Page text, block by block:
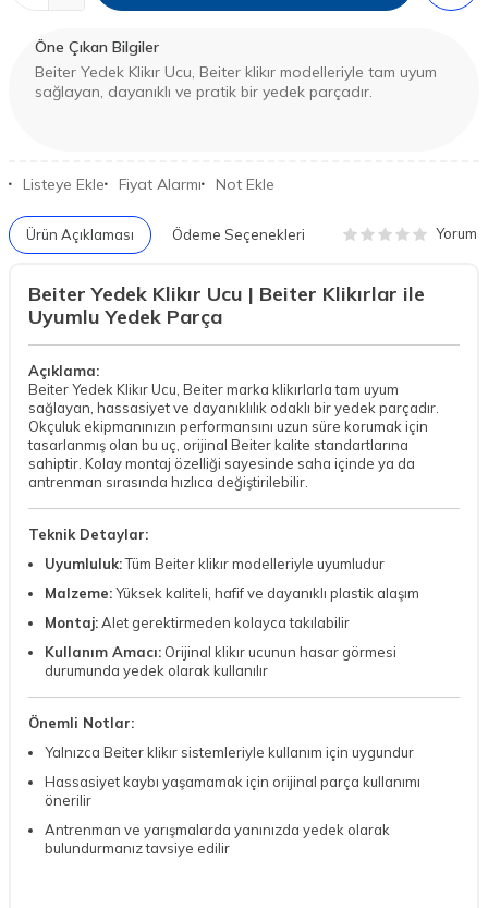
Öne Çıkan Bilgiler
Beiter Yedek Klikır Ucu, Beiter klikır modelleriyle tam uyum
sağlayan, dayanıklı ve pratik bir yedek parçadır.
Listeye Ekle Fiyat Alarmı Not Ekle
Ürün Açıklaması Ödeme Seçenekleri Yorum
Beiter Yedek Klikır Ucu | Beiter Klikırlar ile
Uyumlu Yedek Parça
Açıklama:
Beiter Yedek Klikır Ucu, Beiter marka klikırlarla tam uyum
sağlayan, hassasiyet ve dayanıklılık odaklı bir yedek parçadır.
Okçuluk ekipmanınızın performansını uzun süre korumak için
tasarlanmış olan bu uç, orijinal Beiter kalite standartlarına
sahiptir. Kolay montaj özelliği sayesinde saha içinde ya da
antrenman sırasında hızlıca değiştirilebilir.
Teknik Detaylar:
Uyumluluk:Tüm Beiter klikır modelleriyle uyumludur
Malzeme:Yüksek kaliteli, hafif ve dayanıklı plastik alaşım
Montaj:Alet gerektirmeden kolayca takılabilir
Kullanım Amacı: Orijinal klikır ucunun hasar görmesi
durumunda yedek olarak kullanılır
Önemli Notlar:
Yalnızca Beiter klikır sistemleriyle kullanım için uygundur
Hassasiyet kaybı yaşamamak için orijinal parça kullanımı
önerilir
Antrenman ve yarışmalarda yanınızda yedek olarak
bulundurmanız tavsiye edilir